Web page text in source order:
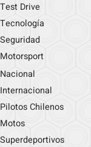
Test Drive
Tecnología
Seguridad
Motorsport
Nacional
Internacional
Pilotos Chilenos
Motos
Superdeportivos